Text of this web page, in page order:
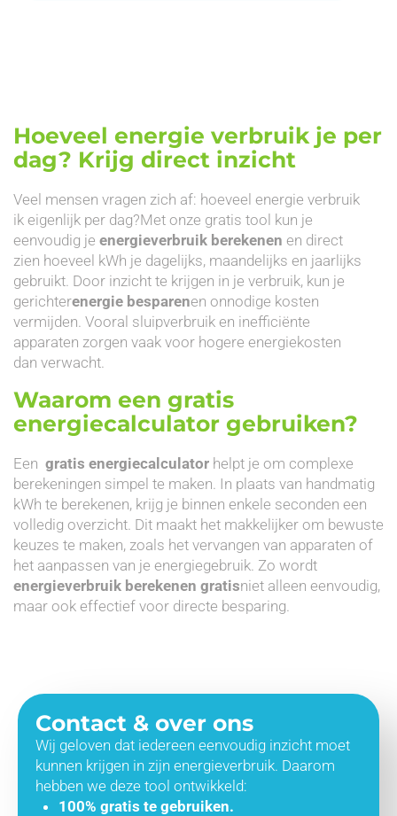
Hoeveel energie verbruik je per
dag? Krijg direct inzicht
Veel mensen vragen zich af: hoeveel energie verbruik
ik eigenlijk per dag?Met onze gratis tool kun je
eenvoudig je energieverbruik berekenen en direct
zien hoeveel kWh je dagelijks, maandelijks en jaarlijks
gebruikt. Door inzicht te krijgen in je verbruik, kun je
gerichterenergie besparenen onnodige kosten
vermijden. Vooral sluipverbruik en inefficiënte
apparaten zorgen vaak voor hogere energiekosten
dan verwacht.
Waarom een gratis
energiecalculator gebruiken?
Een gratis energiecalculator helpt je om complexe
berekeningen simpel te maken. In plaats van handmatig
kWh te berekenen, krijg je binnen enkele seconden een
volledig overzicht. Dit maakt het makkelijker om bewuste
keuzes te maken, zoals het vervangen van apparaten of
het aanpassen van je energiegebruik. Zo wordt
energieverbruik berekenen gratisniet alleen eenvoudig,
maar ook effectief voor directe besparing.
Contact & over ons
Wij geloven dat iedereen eenvoudig inzicht moet
kunnen krijgen in zijn energieverbruik. Daarom
hebben we deze tool ontwikkeld:
100% gratis te gebruiken.